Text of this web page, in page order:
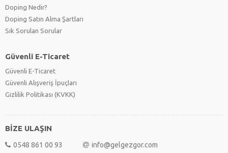
Doping Nedir?
Doping Satın Alma Şartları
Sık Sorulan Sorular
Güvenli E-Ticaret
Güvenli E-Ticaret
Güvenli Alışveriş İpuçları
Gizlilik Politikası (KVKK)
BİZE ULAŞIN
0548 861 00 93 info@gelgezgor.com